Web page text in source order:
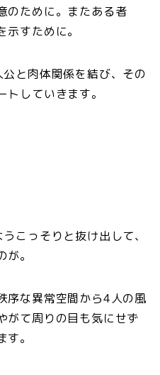
のために。またある者
すために。
と肉体関係を結び、その
していきます。
こっそりと抜け出して、
。
序な異常空間から4人の風
がて周りの目も気にせず
。